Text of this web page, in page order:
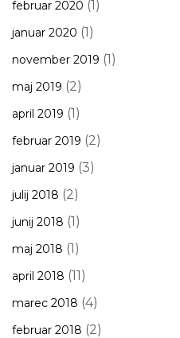
februar 2020 (1)
januar 2020 (1)
november 2019 (1)
maj 2019 (2)
april 2019 (1)
februar 2019 (2)
januar 2019 (3)
julij 2018 (2)
junij 2018 (1)
maj 2018 (1)
april 2018 (11)
marec 2018 (4)
februar 2018 (2)